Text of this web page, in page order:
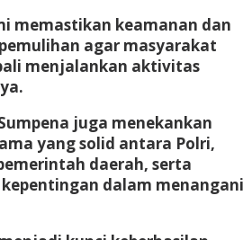
memastikan keamanan dan
agar masyarakat
menjalankan aktivitas
juga menekankan
yang solid antara Polri,
daerah, serta
dalam menangani